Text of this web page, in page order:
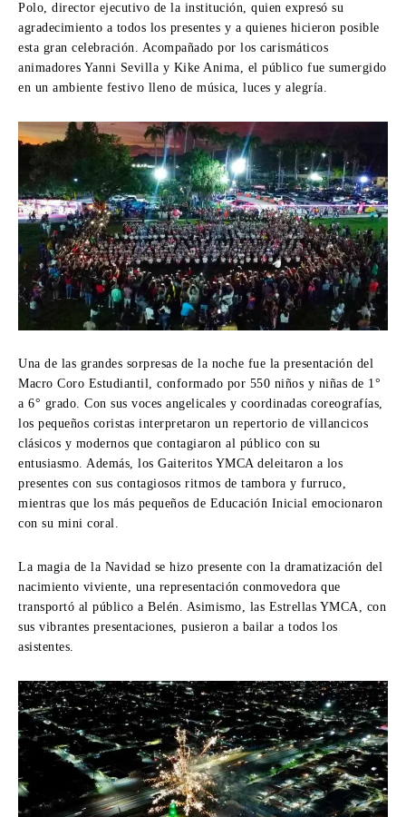
Polo, director ejecutivo de la institución, quien expresó su
agradecimiento a todos los presentes y a quienes hicieron posible
esta gran celebración. Acompañado por los carismáticos
animadores Yanni Sevilla y Kike Anima, el público fue sumergido
en un ambiente festivo lleno de música, luces y alegría.
Una de las grandes sorpresas de la noche fue la presentación del
Macro Coro Estudiantil, conformado por 550 niños y niñas de 1°
a 6° grado. Con sus voces angelicales y coordinadas coreografías,
los pequeños coristas interpretaron un repertorio de villancicos
clásicos y modernos que contagiaron al público con su
entusiasmo. Además, los Gaiteritos YMCA deleitaron a los
presentes con sus contagiosos ritmos de tambora y furruco,
mientras que los más pequeños de Educación Inicial emocionaron
con su mini coral.
La magia de la Navidad se hizo presente con la dramatización del
nacimiento viviente, una representación conmovedora que
transportó al público a Belén. Asimismo, las Estrellas YMCA, con
sus vibrantes presentaciones, pusieron a bailar a todos los
asistentes.